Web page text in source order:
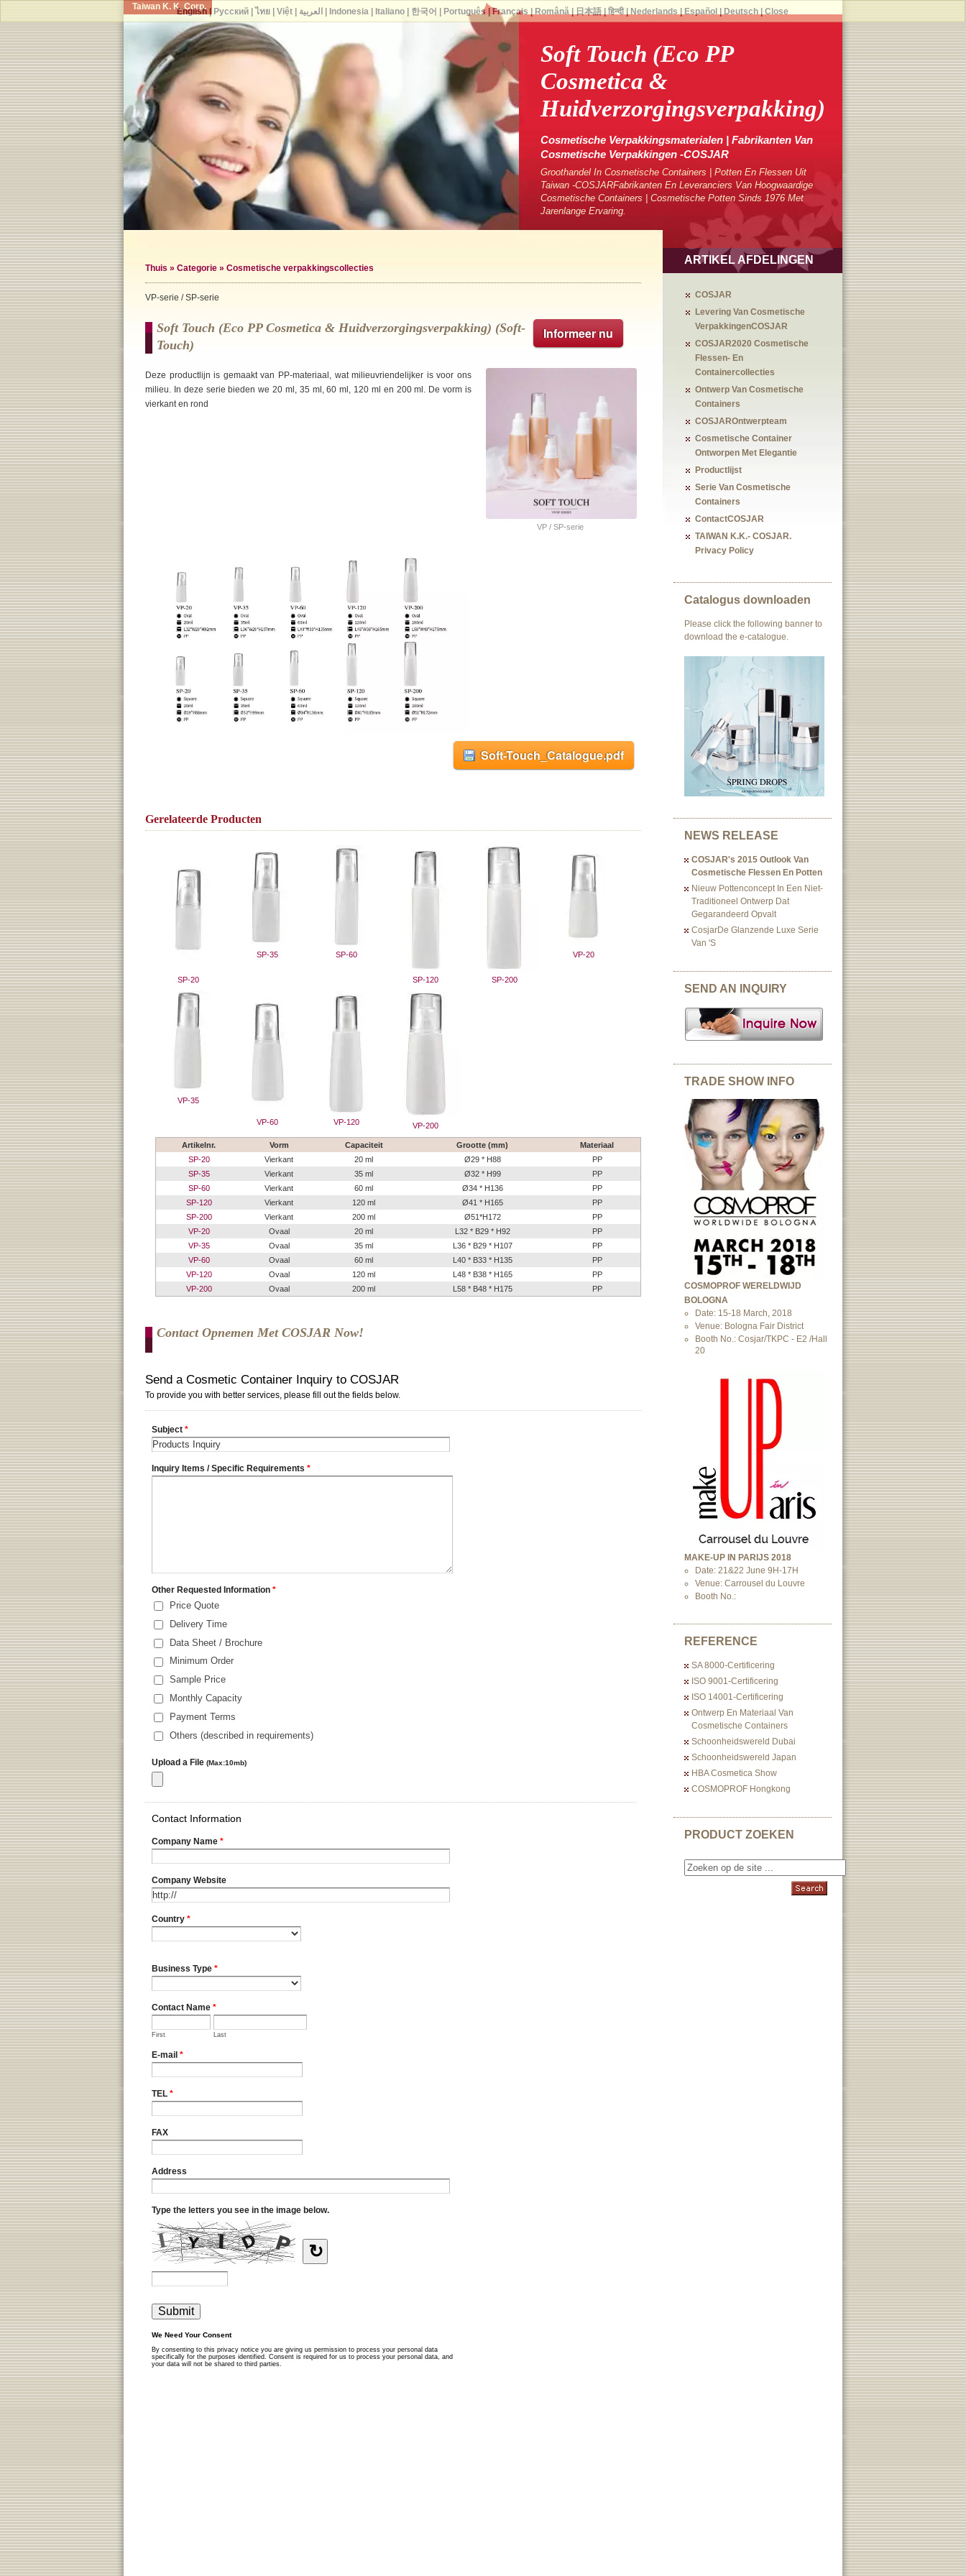
Taiwan K. K. Corp.
Soft Touch (Eco PP
Cosmetica &
Huidverzorgingsverpakking)
Cosmetische Verpakkingsmaterialen | Fabrikanten Van
Cosmetische Verpakkingen -COSJAR
Groothandel In Cosmetische Containers | Potten En Flessen Uit
Taiwan -COSJARFabrikanten En Leveranciers Van Hoogwaardige
Cosmetische Containers | Cosmetische Potten Sinds 1976 Met
Jarenlange Ervaring.
Thuis » Categorie » Cosmetische verpakkingscollecties
VP-serie / SP-serie
Informeer nu
Soft Touch (Eco PP Cosmetica & Huidverzorgingsverpakking) (soft-
Touch)
VP / SP-serie
Deze productlijn is gemaakt van PP-materiaal, wat milieuvriendelijker is voor ons
milieu. In deze serie bieden we 20 ml, 35 ml, 60 ml, 120 ml en 200 ml. De vorm is
vierkant en rond
Soft-Touch_Catalogue.pdf
Gerelateerde Producten
SP-20
SP-35 SP-60
SP-120 SP-200
VP-20
VP-35
VP-60 VP-120 VP-200
Artikelnr. Vorm Capaciteit Grootte (mm)
Materiaal
SP-20
Vierkant 20 ml Ø29 * H88
PP
SP-35
Vierkant 35 ml Ø32 * H99
PP
SP-60
Vierkant 60 ml Ø34 * H136
PP
SP-120
Vierkant 120 ml Ø41 * H165
PP
SP-200
Vierkant 200 ml Ø51*H172
PP
VP-20
Ovaal 20 ml L32 * B29 * H92
PP
VP-35
Ovaal 35 ml L36 * B29 * H107
PP
VP-60
Ovaal 60 ml L40 * B33 * H135
PP
VP-120
Ovaal 120 ml L48 * B38 * H165
PP
VP-200
Ovaal 200 ml L58 * B48 * H175 PP
Contact Opnemen Met COSJAR Now!
ARTIKEL AFDELINGEN
COSJAR
Levering Van Cosmetische
VerpakkingenCOSJAR
COSJAR2020 Cosmetische
Flessen- En
Containercollecties
Ontwerp Van Cosmetische
Containers
COSJAROntwerpteam
Cosmetische Container
Ontworpen Met Elegantie
Productlijst
Serie Van Cosmetische
Containers
ContactCOSJAR
TAIWAN K.K.- COSJAR.
Privacy Policy
Catalogus downloaden
Please click the following banner to
download the e-catalogue.
NEWS RELEASE
COSJAR's 2015 Outlook Van
Cosmetische Flessen En Potten
Nieuw Pottenconcept In Een Niet-
Traditioneel Ontwerp Dat
Gegarandeerd Opvalt
CosjarDe Glanzende Luxe Serie
Van 's
SEND AN INQUIRY
TRADE SHOW INFO
COSMOPROF WERELDWIJD
BOLOGNA
Date: 15-18 March, 2018
Venue: Bologna Fair District
Booth No.: Cosjar/TKPC - E2 /Hall
20
MAKE-UP IN PARIJS 2018
Date: 21&22 June 9H-17H
Venue: Carrousel du Louvre
Booth No.:
REFERENCE
SA 8000-Certificering
ISO 9001-Certificering
ISO 14001-Certificering
Ontwerp En Materiaal Van
Cosmetische Containers
Schoonheidswereld Dubai
Schoonheidswereld Japan
HBA Cosmetica Show
COSMOPROF Hongkong
PRODUCT ZOEKEN
English| Русский| ไทย| Việt| العربية Indonesia| Italiano| 한국어 Português Français Română| 日本語| हिन्दी| Nederlands Español Deutsch| Close